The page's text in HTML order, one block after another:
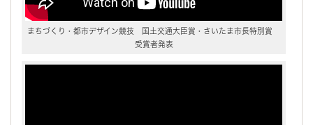
まちづくり・都市デザイン競技 国土交通大臣賞・さいたま市長特別賞
受賞者発表